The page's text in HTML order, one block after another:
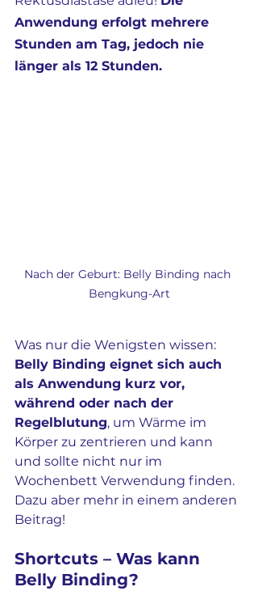
Anwendung erfolgt mehrere
Stunden am Tag, jedoch nie
länger als 12 Stunden.
Nach der Geburt: Belly Binding nach
Bengkung-Art
Was nur die Wenigsten wissen:
Belly Binding eignet sich auch
als Anwendung kurz vor,
während oder nach der
Regelblutung, um Wärme im
Körper zu zentrieren und kann
und sollte nicht nur im
Wochenbett Verwendung finden.
Dazu aber mehr in einem anderen
Beitrag!
Shortcuts – Was kann
Belly Binding?